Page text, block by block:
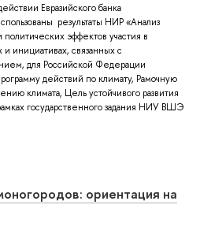
Евразийского банка
результаты НИР «Анализ
эффектов участия в
инициативах, связанных с
для Российской Федерации
действий по климату, Рамочную
климата, Цель устойчивого развития
государственного задания НИУ ВШЭ
ориентация на